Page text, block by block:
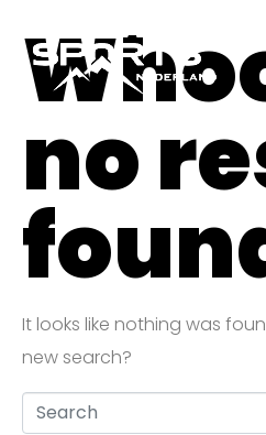
no
It looks like nothing was
new search?